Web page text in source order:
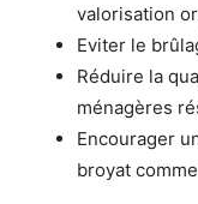
valorisation
Eviter le
Réduire la
ménagères
Encourager
broyat